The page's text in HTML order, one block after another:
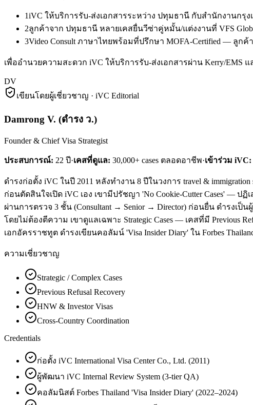
1iVC ให้บริการรับ-ส่งเอกสารระหว่าง ปทุมธานี กับสำนักงานกรุ
2ลูกค้าจาก ปทุมธานี หลายเคสยื่นวีซ่าคู่หมั้น/แต่งงานที่ VFS
3Video Consult ภาษาไทยพร้อมที่ปรึกษา MOFA-Certified — ลูก
เพื่ออำนวยความสะดวก iVC ให้บริการรับ-ส่งเอกสารผ่าน Kerry/
DV
เขียนโดยผู้เชี่ยวชาญ · iVC Editorial
Damrong V. (ดำรง ว.)
Founder & Chief Visa Strategist
ประสบการณ์: 22 ปี·เคสที่ดูแล: 30,000+ cases ตลอดอาชีพ·เข้าร่วม iVC:
ดำรงก่อตั้ง iVC ในปี 2011 หลังทำงาน 8 ปีในวงการ travel &
ก่อนตัดสินใจเปิด iVC เอง เขามีปรัชญา 'No Cookie-Cutter Cases' — ป
ผ่านการตรวจ 3 ชั้น (Consultant → Senior → Director) ก่อนยื่น ดำรงเป็
โดยไม่ต้องตีความ เขาดูแลเฉพาะ Strategic Cases — เคสที่มี Previous
เอกอัครราชทูต ดำรงเขียนคอลัมน์ 'Visa Insider Diary' ใน Forbes
ความเชี่ยวชาญ
Strategic / Complex Cases
Previous Refusal Recovery
HNW & Investor Visas
Cross-Country Coordination
Credentials
ก่อตั้ง iVC International Visa Center Co., Ltd. (2011)
ผู้พัฒนา iVC Internal Review System (3-tier QA)
คอลัมนิสต์ Forbes Thailand 'Visa Insider Diary' (2022–2024)